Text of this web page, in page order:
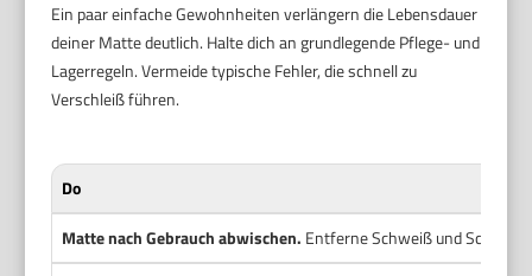
Ein paar einfache Gewohnheiten verlängern die Lebensdauer
deiner Matte deutlich. Halte dich an grundlegende Pflege- und
Lagerregeln. Vermeide typische Fehler, die schnell zu
Verschleiß führen.
Do
Matte nach Gebrauch abwischen. Entferne Schweiß und